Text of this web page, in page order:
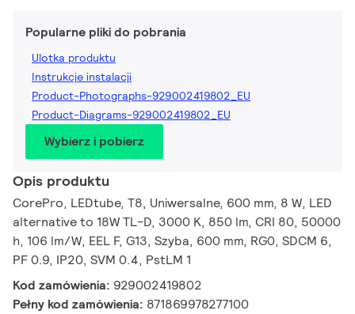
Popularne pliki do pobrania
Ulotka produktu
Instrukcje instalacji
Product-Photographs-929002419802_EU
Product-Diagrams-929002419802_EU
Wybierz i pobierz
Opis produktu
CorePro, LEDtube, T8, Uniwersalne, 600 mm, 8 W, LED
alternative to 18W TL-D, 3000 K, 850 lm, CRI 80, 50000
h, 106 lm/W, EEL F, G13, Szyba, 600 mm, RG0, SDCM 6,
PF 0.9, IP20, SVM 0.4, PstLM 1
Kod zamówienia: 929002419802
Pełny kod zamówienia: 871869978277100